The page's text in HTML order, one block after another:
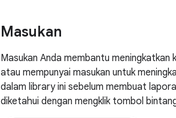
Masukan
Masukan Anda membantu
atau mempunyai masukan untuk
dalam library ini sebelum membuat
diketahui dengan mengklik tombol